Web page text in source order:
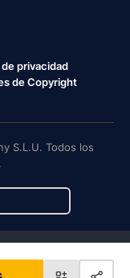
privacidad
de Copyright
S.L.U. Todos los